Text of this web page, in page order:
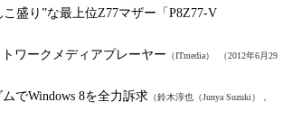
盛り”な最上位Z77マザー「P8Z77-V
ワークメディアプレーヤー （ITmedia） （2012年6月29
でWindows 8を全力訴求 （鈴木淳也（Junya Suzuki），